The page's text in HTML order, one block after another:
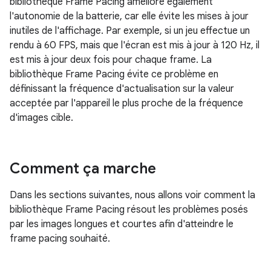
l'autonomie de la batterie, car elle évite les mises à jour
inutiles de l'affichage. Par exemple, si un jeu effectue un
rendu à 60 FPS, mais que l'écran est mis à jour à 120 Hz, il
est mis à jour deux fois pour chaque frame. La
bibliothèque Frame Pacing évite ce problème en
définissant la fréquence d'actualisation sur la valeur
acceptée par l'appareil le plus proche de la fréquence
d'images cible.
Comment ça marche
Dans les sections suivantes, nous allons voir comment la
bibliothèque Frame Pacing résout les problèmes posés
par les images longues et courtes afin d'atteindre le
frame pacing souhaité.